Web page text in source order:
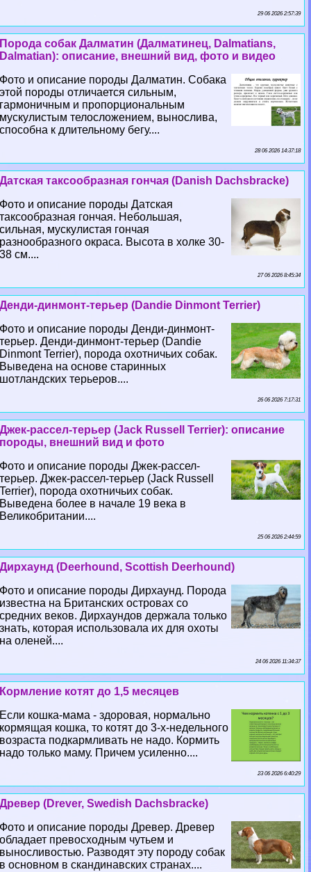
29 06 2026 2:57:39
Порода собак Далматин (Далматинец, Dalmatians,
Dalmatian): описание, внешний вид, фото и видео
Фото и описание породы Далматин. Собака
этой породы отличается сильным,
гармоничным и пропорциональным
мускулистым телосложением, вынослива,
способна к длительному бегу....
28 06 2026 14:37:18
Датская таксообразная гончая (Danish Dachsbracke)
Фото и описание породы Датская
таксообразная гончая. Небольшая,
сильная, мускулистая гончая
разнообразного окраса. Высота в холке 30-
38 см....
27 06 2026 8:45:34
Денди-динмонт-терьер (Dandie Dinmont Terrier)
Фото и описание породы Денди-динмонт-
терьер. Денди-динмонт-терьер (Dandie
Dinmont Terrier), порода охотничьих собак.
Выведена на основе старинных
шотландских терьеров....
26 06 2026 7:17:31
Джек-рассел-терьер (Jack Russell Terrier): описание
породы, внешний вид и фото
Фото и описание породы Джек-рассел-
терьер. Джек-рассел-терьер (Jack Russell
Terrier), порода охотничьих собак.
Выведена более в начале 19 века в
Великобритании....
25 06 2026 2:44:59
Дирхаунд (Deerhound, Scottish Deerhound)
Фото и описание породы Дирхаунд. Порода
известна на Британских островах со
средних веков. Дирхаундов держала только
знать, которая использовала их для охоты
на оленей....
24 06 2026 11:34:37
Кормление котят до 1,5 месяцев
Если кошка-мама - здоровая, нормально
кормящая кошка, то котят до 3-х-недельного
возраста подкармливать не надо. Кормить
надо только маму. Причем усиленно....
23 06 2026 6:40:29
Древер (Drever, Swedish Dachsbracke)
Фото и описание породы Древер. Древер
обладает превосходным чутьем и
выносливостью. Разводят эту породу собак
в основном в скандинавских странах....